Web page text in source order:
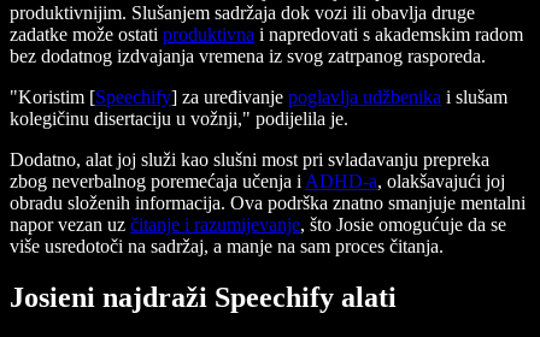
produktivnijim. Slušanjem sadržaja dok vozi ili obavlja druge
zadatke može ostati produktivna i napredovati s akademskim radom
bez dodatnog izdvajanja vremena iz svog zatrpanog rasporeda.
"Koristim [Speechify] za uređivanje poglavlja udžbenika i slušam
kolegičinu disertaciju u vožnji," podijelila je.
Dodatno, alat joj služi kao slušni most pri svladavanju prepreka
zbog neverbalnog poremećaja učenja i ADHD-a, olakšavajući joj
obradu složenih informacija. Ova podrška znatno smanjuje mentalni
napor vezan uz čitanje i razumijevanje, što Josie omogućuje da se
više usredotoči na sadržaj, a manje na sam proces čitanja.
Josieni najdraži Speechify alati